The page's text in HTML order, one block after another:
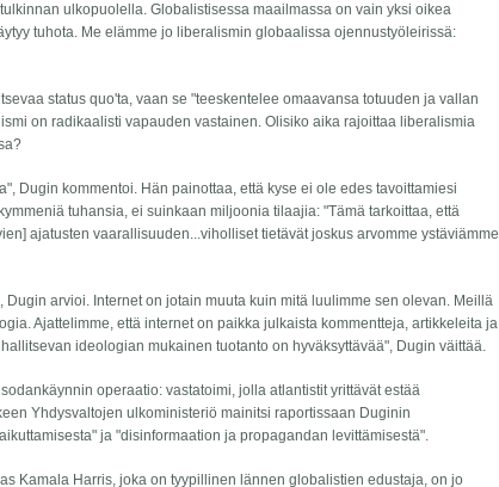
ulkopuolella. Globalistisessa maailmassa on vain yksi oikea
tuhota. Me elämme jo liberalismin globaalissa ojennustyöleirissä:
status quo'ta, vaan se "teeskentelee omaavansa totuuden ja vallan
on radikaalisti vapauden vastainen. Olisiko aika rajoittaa liberalismia
Dugin kommentoi. Hän painottaa, että kyse ei ole edes tavoittamiesi
tuhansia, ei suinkaan miljoonia tilaajia: "Tämä tarkoittaa, että
ajatusten vaarallisuuden...viholliset tietävät joskus arvomme ystäviämme
arvioi. Internet on jotain muuta kuin mitä luulimme sen olevan. Meillä
Ajattelimme, että internet on paikka julkaista kommentteja, artikkeleita ja
ideologian mukainen tuotanto on hyväksyttävää", Dugin väittää.
operaatio: vastatoimi, jolla atlantistit yrittävät estää
Yhdysvaltojen ulkoministeriö mainitsi raportissaan Duginin
ja "disinformaation ja propagandan levittämisestä".
Kamala Harris, joka on tyypillinen lännen globalistien edustaja, on jo